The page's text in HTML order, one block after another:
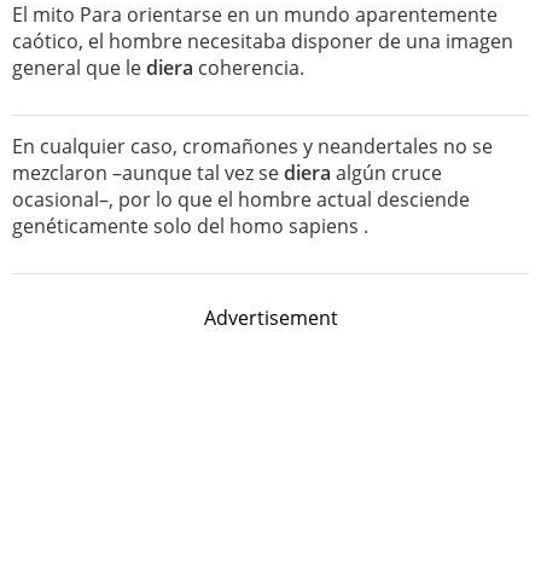
El mito Para orientarse en un mundo aparentemente
caótico, el hombre necesitaba disponer de una imagen
general que lediera coherencia.
En cualquier caso, cromañones y neandertales no se
mezclaron –aunque tal vez sediera algún cruce
ocasional–, por lo que el hombre actual desciende
genéticamente solo del homo sapiens .
Advertisement